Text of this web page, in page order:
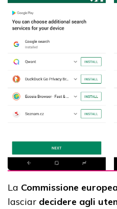
La Commissione
lasciar decidere agli